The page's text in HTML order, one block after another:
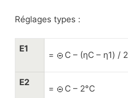
Réglages types :
E1
= C – (ηC – η1) / 2
E2
= C – 2°C